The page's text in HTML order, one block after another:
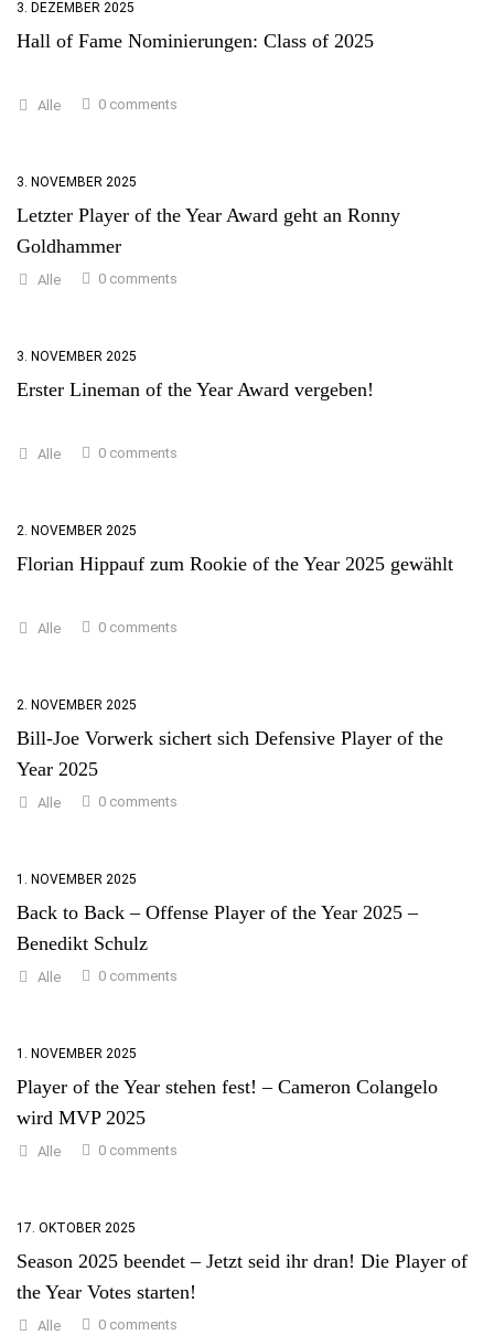
3. DEZEMBER 2025
Hall of Fame Nominierungen: Class of 2025
Alle 0 comments
3. NOVEMBER 2025
Letzter Player of the Year Award geht an Ronny
Goldhammer
Alle 0 comments
3. NOVEMBER 2025
Erster Lineman of the Year Award vergeben!
Alle 0 comments
2. NOVEMBER 2025
Florian Hippauf zum Rookie of the Year 2025 gewählt
Alle 0 comments
2. NOVEMBER 2025
Bill-Joe Vorwerk sichert sich Defensive Player of the
Year 2025
Alle 0 comments
1. NOVEMBER 2025
Back to Back – Offense Player of the Year 2025 –
Benedikt Schulz
Alle 0 comments
1. NOVEMBER 2025
Player of the Year stehen fest! – Cameron Colangelo
wird MVP 2025
Alle 0 comments
17. OKTOBER 2025
Season 2025 beendet – Jetzt seid ihr dran! Die Player of
the Year Votes starten!
Alle 0 comments